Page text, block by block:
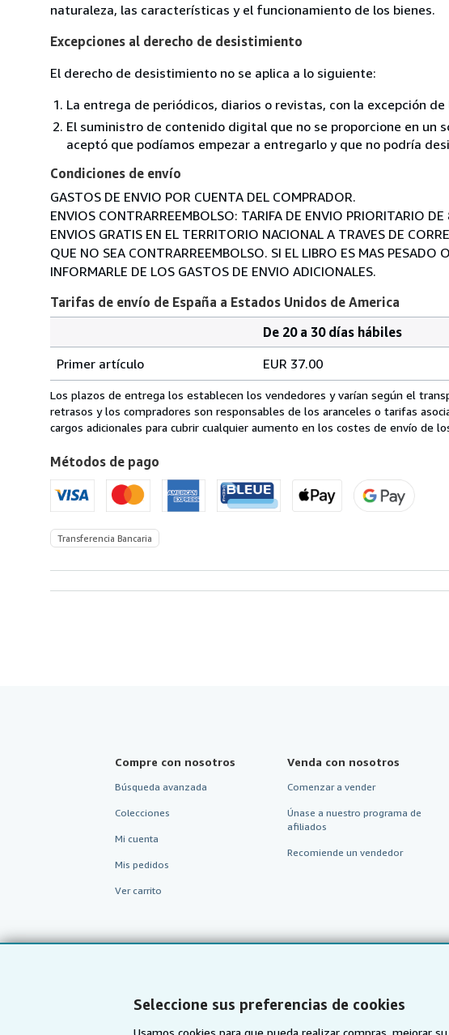
Seleccione sus preferencias de cookies
Usamos cookies para que pueda realizar compras, mejorar
naturaleza, las características y el funcionamiento de los bienes.
Excepciones al derecho de desistimiento
El derecho de desistimiento no se aplica a lo siguiente:
La entrega de periódicos, diarios o revistas, con la excepción
El suministro de contenido digital que no se proporcione en un
aceptó que podíamos empezar a entregarlo y que no podría
Condiciones de envío
GASTOS DE ENVIO POR CUENTA DEL COMPRADOR.
ENVIOS CONTRARREEMBOLSO: TARIFA DE ENVIO PRIORITARIO
ENVIOS GRATIS EN EL TERRITORIO NACIONAL A TRAVES DE
QUE NO SEA CONTRARREEMBOLSO. SI EL LIBRO ES MAS PESADO
INFORMARLE DE LOS GASTOS DE ENVIO ADICIONALES.
Tarifas de envío de España a Estados Unidos de America
de
envío
de
España
Estados
Unidos
de
America
pedido
De 20 a 30 días hábiles
Primer artículo
EUR 37.00
Los plazos de entrega los establecen los vendedores y varían según el
retrasos y los compradores son responsables de los aranceles o tarifas
cargos adicionales para cubrir cualquier aumento en los costes de envío de
Métodos de pago
Transferencia Bancaria
Compre con nosotros
Búsqueda avanzada
Colecciones
Mi cuenta
Mis pedidos
Ver carrito
Venda con nosotros
Comenzar a vender
Únase a nuestro programa de
afiliados
Recomiende un vendedor